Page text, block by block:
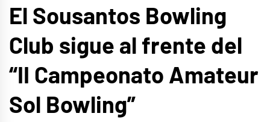
El Sousantos Bowling
Club sigue al frente del
“II Campeonato Amateur
Sol Bowling”